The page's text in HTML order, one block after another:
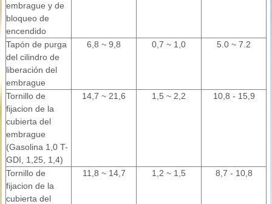
embrague y de
bloqueo de
encendido
Tapón de purga
del cilindro de
liberación del
embrague
6,8 ~ 9,8 0,7 ~ 1,0 5.0 ~ 7.2
Tornillo de
fijacion de la
cubierta del
embrague
(Gasolina 1,0 T-
GDI, 1,25, 1,4)
14,7 ~ 21,6 1,5 ~ 2,2 10,8 - 15,9
Tornillo de
fijacion de la
cubierta del
11,8 ~ 14,7 1,2 ~ 1,5 8,7 - 10,8